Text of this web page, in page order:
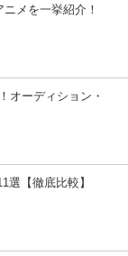
ニメを一挙紹介！
オーディション・
選【徹底比較】